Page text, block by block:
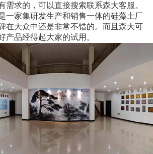
需求的，可以直接搜索联系森大客服。
一家集研发生产和销售一体的硅藻土厂
在大众中还是非常不错的。而且森大可
产品经得起大家的试用。